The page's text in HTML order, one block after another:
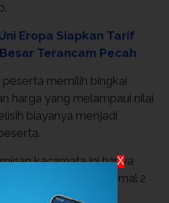
Eropa Siapkan Tarif
Terancam Pecah
memilih bingkai
harga yang melampaui nilai
biayanya menjadi
kacamata ini hanya
jangka waktu minimal 2
X